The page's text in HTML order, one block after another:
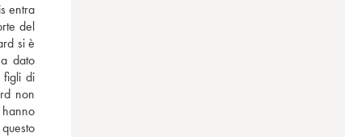
entra
del
si è
dato
figli di
non